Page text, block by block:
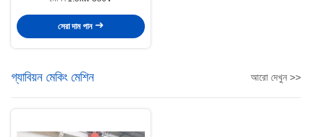
সেরা দাম পান
গ্যাবিয়ন মেকিং মেশিন আরো দেখুন >>